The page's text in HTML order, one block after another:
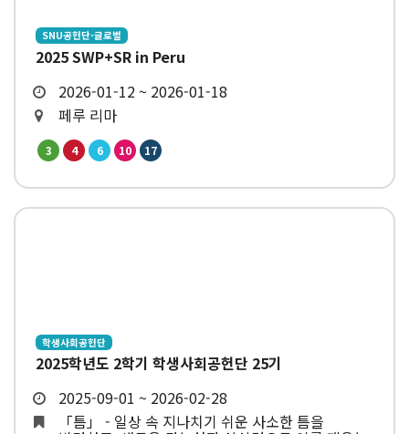
SNU공헌단-글로벌
2025 SWP+SR in Peru
2026-01-12 ~ 2026-01-18
페루 리마
3 4 6 10 17
학생사회공헌단
2025학년도 2학기 학생사회공헌단 25기
2025-09-01 ~ 2026-02-28
「틈」 - 일상 속 지나치기 쉬운 사소한 틈을